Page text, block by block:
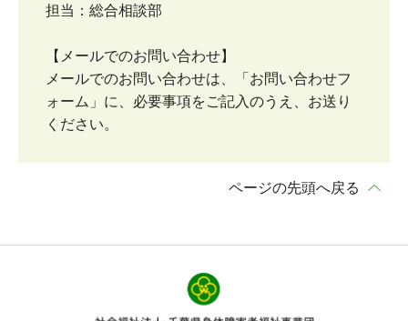
担当：総合相談部
【メールでのお問い合わせ】
メールでのお問い合わせは、「お問い合わせフ
ォーム」に、必要事項をご記入のうえ、お送り
ください。
ページの先頭へ戻る